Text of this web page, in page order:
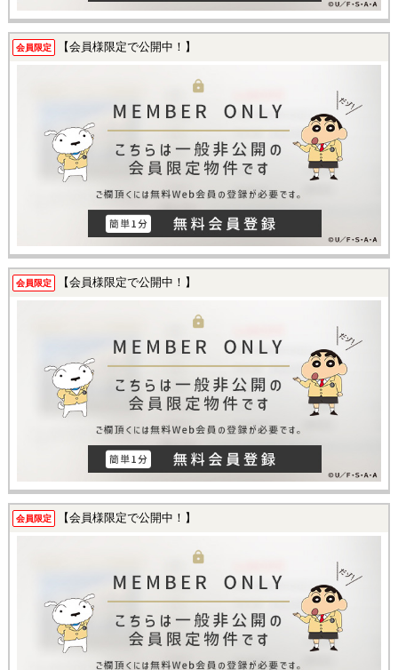
会員限定 【会員様限定で公開中！】
会員限定 【会員様限定で公開中！】
会員限定 【会員様限定で公開中！】